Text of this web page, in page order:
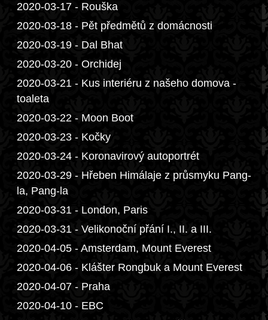
2020-03-17 - Rouška
2020-03-18 - Pět předmětů z domácnosti
2020-03-19 - Dal Bhat
2020-03-20 - Orchidej
2020-03-21 - Kus interiéru z našeho domova -
toaleta
2020-03-22 - Moon Boot
2020-03-23 - Kočky
2020-03-24 - Koronavirový autoportrét
2020-03-29 - Hřeben Himálaje z průsmyku Pang-
la, Pang-la
2020-03-31 - London, Paris
2020-03-31 - Velikonoční přání I., II. a III.
2020-04-05 - Amsterdam, Mount Everest
2020-04-06 - Klášter Rongbuk a Mount Everest
2020-04-07 - Praha
2020-04-10 - EBC